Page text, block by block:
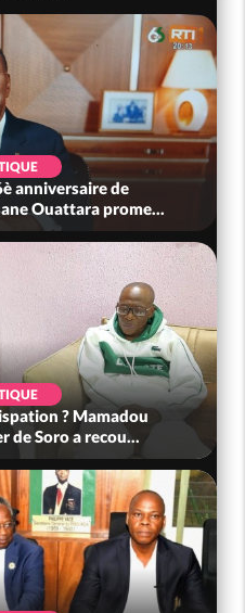
anniversaire de
Ouattara prome...
? Mamadou
de Soro a recou...